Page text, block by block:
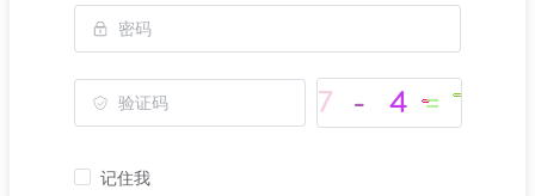
记住我